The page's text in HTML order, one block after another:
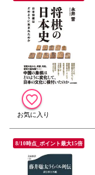
8/10時点_ポイント最大15倍